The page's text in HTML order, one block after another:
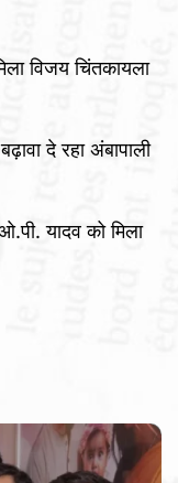
विजय चिंतकायला
दे रहा अंबापाली
यादव को मिला